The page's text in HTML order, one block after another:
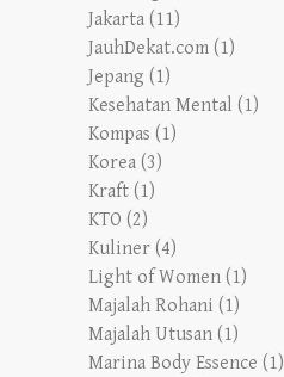
Jakarta (11)
JauhDekat.com (1)
Jepang (1)
Kesehatan Mental (1)
Kompas (1)
Korea (3)
Kraft (1)
KTO (2)
Kuliner (4)
Light of Women (1)
Majalah Rohani (1)
Majalah Utusan (1)
Marina Body Essence (1)